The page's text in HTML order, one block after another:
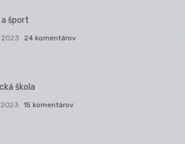
šport
2023 24 komentárov
škola
2023 15 komentárov